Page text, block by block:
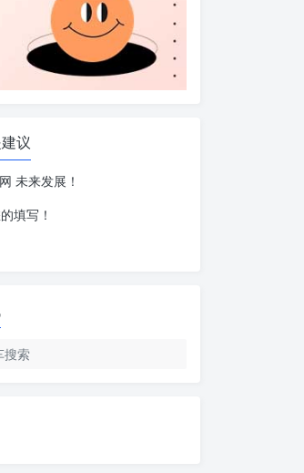
议
未来发展！
填写！